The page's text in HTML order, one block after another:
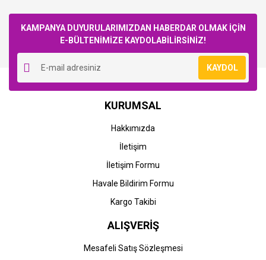
KAMPANYA DUYURULARIMIZDAN HABERDAR OLMAK İÇİN
E-BÜLTENİMİZE KAYDOLABİLİRSİNİZ!
KAYDOL
KURUMSAL
Hakkımızda
İletişim
İletişim Formu
Havale Bildirim Formu
Kargo Takibi
ALIŞVERİŞ
Mesafeli Satış Sözleşmesi